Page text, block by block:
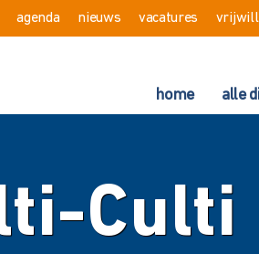
agenda nieuws vacatures
home alle
Culti